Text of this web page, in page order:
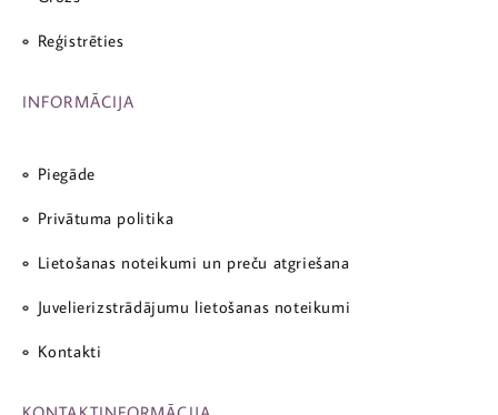
Reģistrēties
INFORMĀCIJA
Piegāde
Privātuma politika
Lietošanas noteikumi un preču atgriešana
Juvelierizstrādājumu lietošanas noteikumi
Kontakti